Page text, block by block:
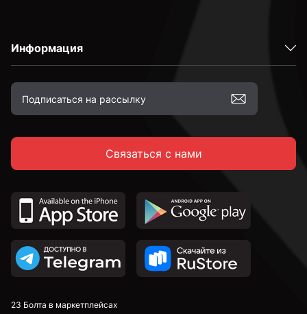
Информация
Связаться с нами
23 Болта в маркетплейсах